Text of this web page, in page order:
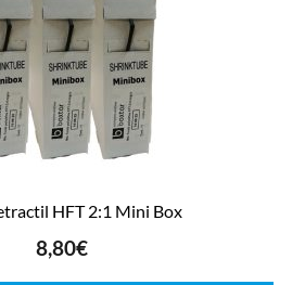
HFT 2:1 Mini Box
8,80€